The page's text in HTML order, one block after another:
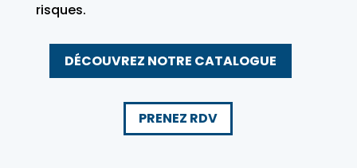
risques.
DÉCOUVREZ NOTRE CATALOGUE
PRENEZ RDV